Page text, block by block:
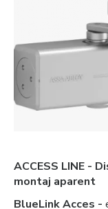
ACCESS LINE -
montaj aparent
BlueLink Acces -